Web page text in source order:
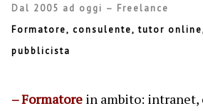
Dal 2005 ad oggi – Freelance
Formatore, consulente, tutor
pubblicista
– Formatore in ambito: intranet,